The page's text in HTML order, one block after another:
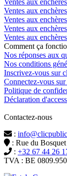
Ventes aux
Ventes aux
Ventes aux
Ventes aux
Comment ça
Nos réponses aux
Nos conditions
Inscrivez-vous sur
Connectez-vous
Politique de
Déclaration
Contactez-nous
:
: Rue du
: +32 67 44 26
TVA : BE